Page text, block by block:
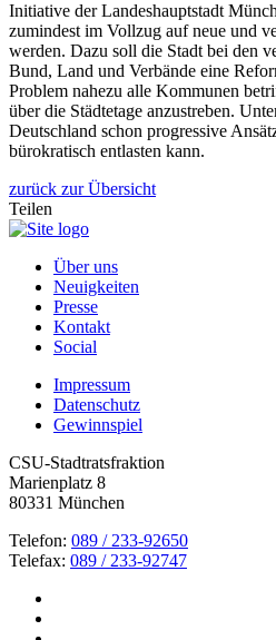
Initiative der Landeshauptstadt
zumindest im Vollzug auf neue und
werden. Dazu soll die Stadt bei den
Bund, Land und Verbände eine
Problem nahezu alle Kommunen
über die Städtetage anzustreben.
Deutschland schon progressive
bürokratisch entlasten kann.
zurück zur Übersicht
Teilen
Über uns
Neuigkeiten
Presse
Kontakt
Social
Impressum
Datenschutz
Gewinnspiel
CSU-Stadtratsfraktion
Marienplatz 8
80331 München
Telefon: 089 / 233-92650
Telefax: 089 / 233-92747